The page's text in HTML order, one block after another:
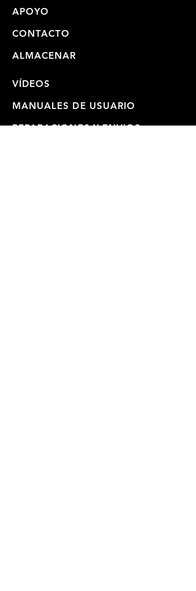
APOYO
CONTACTO
ALMACENAR
VÍDEOS
MANUALES DE USUARIO
REPARACIONES Y ENVIOS